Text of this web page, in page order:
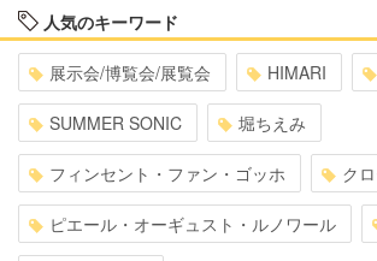
人気のキーワード
展示会/博覧会/展覧会 HIMARI
SUMMER SONIC 堀ちえみ
フィンセント・ファン・ゴッホ ク
ピエール・オーギュスト・ルノワール